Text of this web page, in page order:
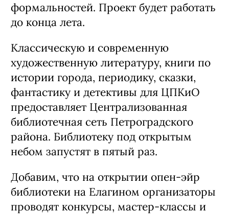
формальностей. Проект будет работать
до конца лета.
Классическую и современную
художественную литературу, книги по
истории города, периодику, сказки,
фантастику и детективы для ЦПКиО
предоставляет Централизованная
библиотечная сеть Петроградского
района. Библиотеку под открытым
небом запустят в пятый раз.
Добавим, что на открытии опен-эйр
библиотеки на Елагином организаторы
проводят конкурсы, мастер-классы и